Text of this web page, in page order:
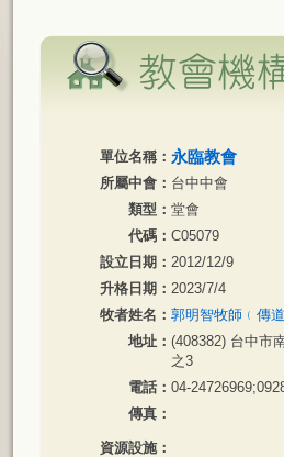
單位名稱： 永臨教會
所屬中會： 台中中會
類型： 堂會
代碼： C05079
設立日期： 2012/12/9
升格日期： 2023/7/4
牧者姓名： 郭明智牧師﹙傳
地址： (408382) 台中市
之3
電話： 04-
傳真：
資源設施：